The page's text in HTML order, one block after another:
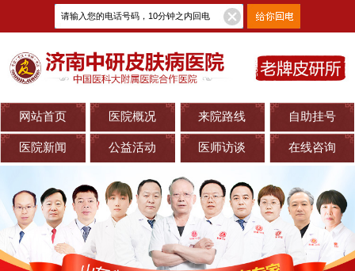
网站首页 医院概况 来院路线 自助挂号
医院新闻 公益活动 医师访谈 在线咨询